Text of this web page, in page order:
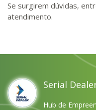
Se surgirem dúvidas,
atendimento.
Serial
Hub de